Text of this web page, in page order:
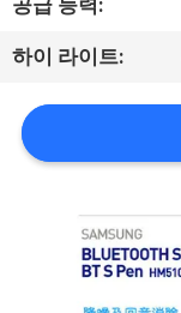
장
학
공급 능력:
하이 라이트: